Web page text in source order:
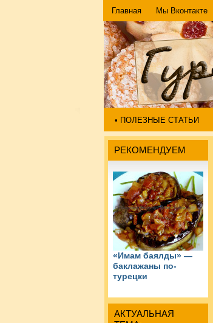
Главная Мы Вконтакте
• ПОЛЕЗНЫЕ СТАТЬИ
РЕКОМЕНДУЕМ
«Имам баялды» —
баклажаны по-
турецки
АКТУАЛЬНАЯ